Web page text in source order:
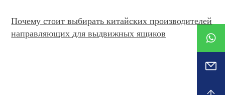
Почему стоит выбирать китайских производителей
направляющих для выдвижных ящиков